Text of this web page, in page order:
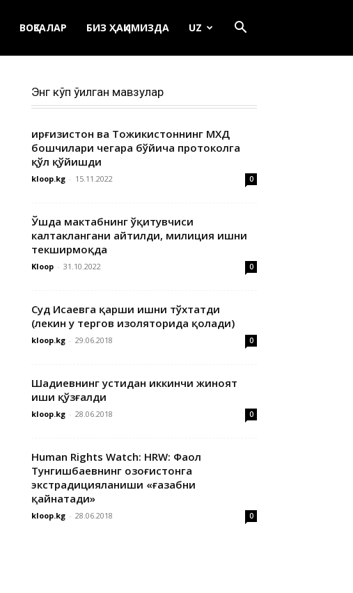
ВОҚЕАЛАР БИЗ ҲАҚИМИЗДА UZ
Энг кўп ўқилган мавзулар
Қирғизистон ва Тожикистоннинг МХДҚ
бошчилари чегара бўйича протоколга
қўл қўйишди
kloop.kg - 15.11.2022 0
Ўшда мактабнинг ўқитувчиси
калтаклангани айтилди, милиция ишни
текширмоқда
Kloop - 31.10.2022 0
Суд Исаевга қарши ишни тўхтатди
(лекин у тергов изоляторида қолади)
kloop.kg - 29.06.2018 0
Шадиевнинг устидан иккинчи жиноят
иши қўзғалди
kloop.kg - 28.06.2018 0
Human Rights Watch: HRW: Фаол
Тунгишбаевнинг Қозоғистонга
экстрадицияланиши «ғазабни
қайнатади»
kloop.kg - 28.06.2018 0